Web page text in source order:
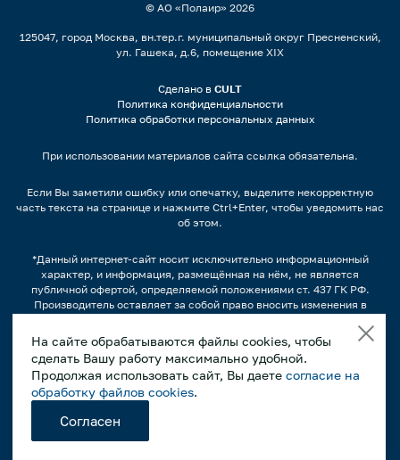
© АО «Полаир» 2026
125047, город Москва, вн.тер.г. муниципальный округ Пресненский,
ул. Гашека, д.6, помещение XIX
Сделано в CULT
Политика конфиденциальности
Политика обработки персональных данных
При использовании материалов сайта ссылка обязательна.
Если Вы заметили ошибку или опечатку, выделите некорректную
часть текста на странице и нажмите Ctrl+Enter, чтобы уведомить нас
об этом.
*Данный интернет-сайт носит исключительно информационный
характер, и информация, размещённая на нём, не является
публичной офертой, определяемой положениями ст. 437 ГК РФ.
Производитель оставляет за собой право вносить изменения в
предварительного уведомления.
Изображения продукции, а также, варианты наполнения
продуктами/напитками и другим содержимым может отличаться от
фактического вида. Интерьерные иллюстрации и примеры
использования оборудования являются вариантами эксплуатации.
Просим внимательно знакомиться с техническими
На сайте обрабатываются файлы cookies, чтобы
сделать Вашу работу максимально удобной.
Продолжая использовать сайт, Вы даете согласие на
обработку файлов cookies.
Согласен